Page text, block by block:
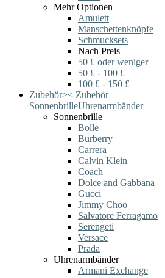
Mehr Optionen
Amulett
Manschettenknöpfe
Schmucksets
Nach Preis
50 £ oder weniger
50 £ - 100 £
100 £ - 150 £
Zubehör>< Zubehör
SonnenbrilleUhrenarmbänder
Sonnenbrille
Bolle
Burberry
Carrera
Calvin Klein
Coach
Dolce and Gabbana
Gucci
Jimmy Choo
Salvatore Ferragamo
Serengeti
Versace
Prada
Uhrenarmbänder
Armani Exchange